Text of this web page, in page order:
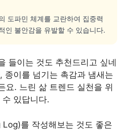
도파민 체계를 교란하여 집중력
인 불안감을 유발할 수 있습니다.
들이는 것도 추천드리고 싶네
종이를 넘기는 촉감과 냄새는
요. 느린 삶 트렌드 실천을 위
있답니다.
를 작성해보는 것도 좋은